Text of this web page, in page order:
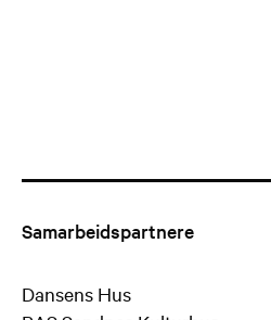
Samarbeidspartnere
Dansens Hus